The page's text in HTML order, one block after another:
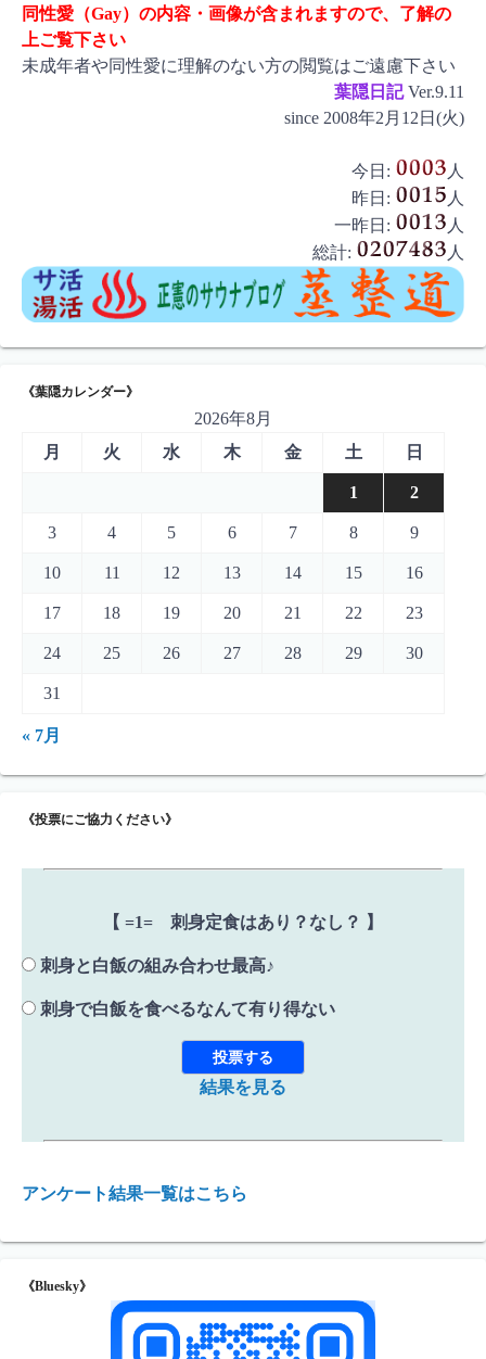
同性愛（Gay）の内容・画像が含まれますので、了解の
上ご覧下さい
未成年者や同性愛に理解のない方の閲覧はご遠慮下さい
葉隠日記Ver.9.11
since 2008年2月12日(火)
今日:
人
昨日:
人
一昨日:
人
総計:
人
《葉隠カレンダー》
2026年8月
月
火 水 木 金 土 日
1 2
3 4 5 6 7 8 9
10 11 12 13 14 15 16
17 18 19 20 21 22 23
24 25 26 27 28 29 30
31
« 7月
《投票にご協力ください》
【 =1= 刺身定食はあり？なし？ 】
刺身と白飯の組み合わせ最高♪
刺身で白飯を食べるなんて有り得ない
結果を見る
アンケート結果一覧はこちら
《Bluesky》